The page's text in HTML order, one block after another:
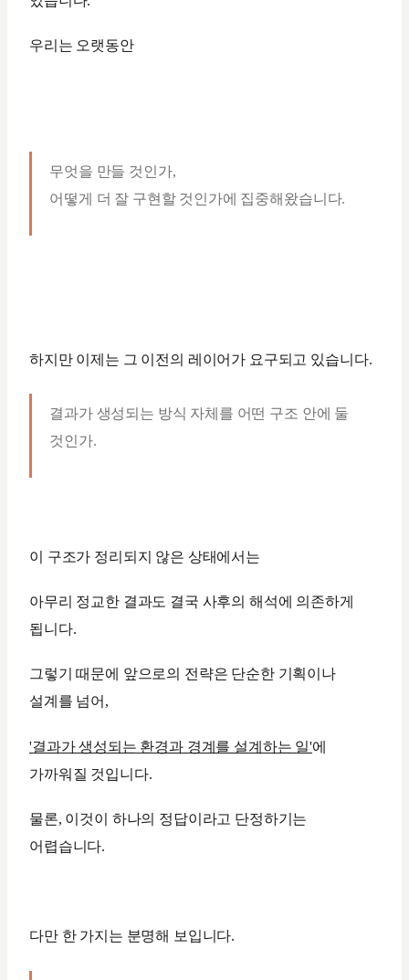
우리는 오랫동안
무엇을 만들 것인가,
어떻게 더 잘 구현할 것인가에 집중해왔습니다.
하지만 이제는 그 이전의 레이어가 요구되고 있습니다.
결과가 생성되는 방식 자체를 어떤 구조 안에 둘
것인가.
이 구조가 정리되지 않은 상태에서는
아무리 정교한 결과도 결국 사후의 해석에 의존하게
됩니다.
그렇기 때문에 앞으로의 전략은 단순한 기획이나
설계를 넘어,
'결과가 생성되는 환경과 경계를 설계하는 일'에
가까워질 것입니다.
물론, 이것이 하나의 정답이라고 단정하기는
어렵습니다.
다만 한 가지는 분명해 보입니다.